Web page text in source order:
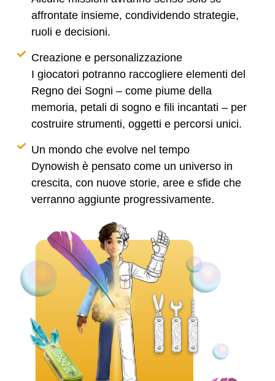
affrontate insieme, condividendo strategie,
ruoli e decisioni.
Creazione e personalizzazione
I giocatori potranno raccogliere elementi del
Regno dei Sogni – come piume della
memoria, petali di sogno e fili incantati – per
costruire strumenti, oggetti e percorsi unici.
Un mondo che evolve nel tempo
Dynowish è pensato come un universo in
crescita, con nuove storie, aree e sfide che
verranno aggiunte progressivamente.